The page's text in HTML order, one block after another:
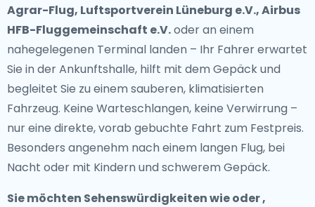
Agrar-Flug, Luftsportverein Lüneburg e.V., Airbus
HFB-Fluggemeinschaft e.V.oder an einem
nahegelegenen Terminal landen – Ihr Fahrer erwartet
Sie in der Ankunftshalle, hilft mit dem Gepäck und
begleitet Sie zu einem sauberen, klimatisierten
Fahrzeug. Keine Warteschlangen, keine Verwirrung –
nur eine direkte, vorab gebuchte Fahrt zum Festpreis.
Besonders angenehm nach einem langen Flug, bei
Nacht oder mit Kindern und schwerem Gepäck.
Sie möchten Sehenswürdigkeiten wie oder ,